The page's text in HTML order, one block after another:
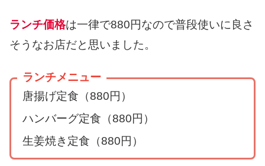
ランチ価格は一律で880円なので普段使いに良さ
そうなお店だと思いました。
ランチメニュー
唐揚げ定食（880円）
ハンバーグ定食（880円）
生姜焼き定食（880円）